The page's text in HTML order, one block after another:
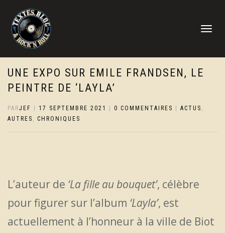
DÉPLIER
UNE EXPO SUR EMILE FRANDSEN, LE
PEINTRE DE ‘LAYLA’
PARJEF 17 SEPTEMBRE 2021 0 COMMENTAIRES ACTUS ,
AUTRES , CHRONIQUES
L’auteur de ‘La fille au bouquet’, célèbre
pour figurer sur l’album ‘Layla’, est
actuellement à l’honneur à la ville de Biot